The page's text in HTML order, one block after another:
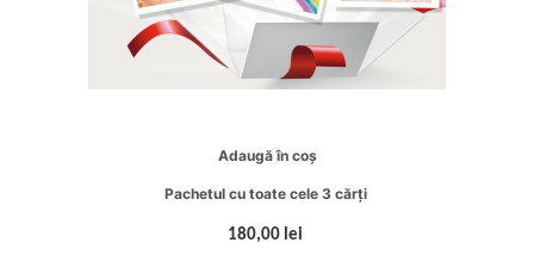
Adaugă în coș
Pachetul cu toate cele 3 cărți
180,00 lei